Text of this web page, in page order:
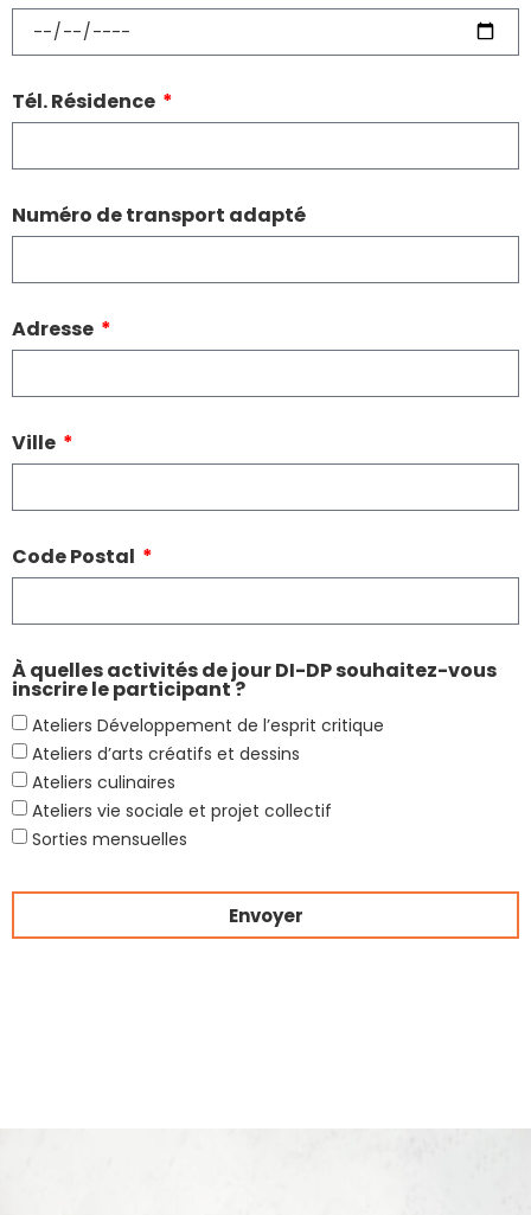
Tél. Résidence
Numéro de transport adapté
Adresse
Ville
Code Postal
À quelles activités de jour DI-DP souhaitez-vous
inscrire le participant ?
Ateliers Développement de l’esprit critique
Ateliers d’arts créatifs et dessins
Ateliers culinaires
Ateliers vie sociale et projet collectif
Sorties mensuelles
Envoyer